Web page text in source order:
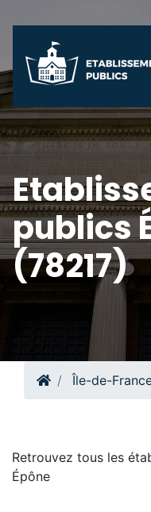
publics
(78217)
Île-de-
Retrouvez tous les
Épône